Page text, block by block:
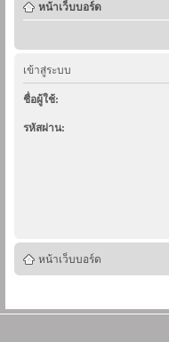
หน้าเว็บบอร์ด
เข้าสู่ระบบ
ชื่อผู้ใช้:
รหัสผ่าน:
หน้าเว็บบอร์ด